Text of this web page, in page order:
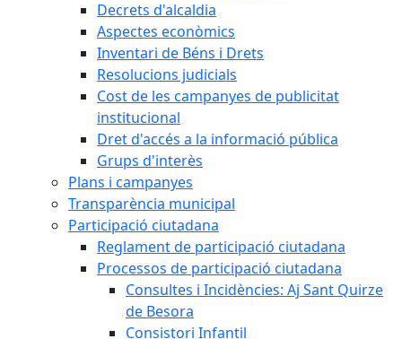
Decrets d'alcaldia
Aspectes econòmics
Inventari de Béns i Drets
Resolucions judicials
Cost de les campanyes de publicitat
institucional
Dret d'accés a la informació pública
Grups d'interès
Plans i campanyes
Transparència municipal
Participació ciutadana
Reglament de participació ciutadana
Processos de participació ciutadana
Consultes i Incidències: Aj Sant Quirze
de Besora
Consistori Infantil